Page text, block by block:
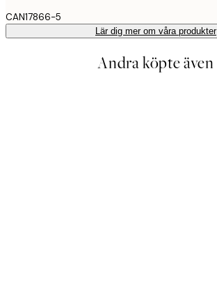
CAN17866-5
Lär dig mer om våra produkter
Andra köpte även